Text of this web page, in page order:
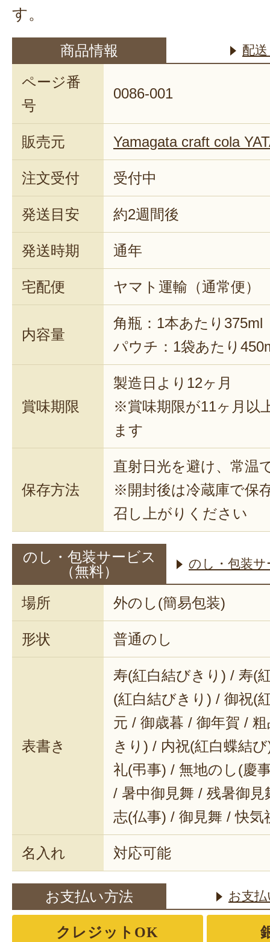
す。
商品情報 配
ページ番
号
0086-001
販売元 Yamagata craft cola
注文受付 受付中
発送目安 約2週間後
発送時期 通年
宅配便 ヤマト運輸（通常便）
内容量
角瓶：1本あたり375ml
パウチ：1袋あたり
賞味期限
製造日より12ヶ月
※賞味期限が11ヶ月以
ます
保存方法
直射日光を避け、常温
※開封後は冷蔵庫で保
召し上がりください
のし・包装サービス
（無料）
のし・包装
場所 外のし(簡易包装)
形状 普通のし
表書き
寿(紅白結びきり) / 寿(
(紅白結びきり) / 御祝(
元 / 御歳暮 / 御年賀 /
きり) / 内祝(紅白蝶結
礼(弔事) / 無地のし(慶
/ 暑中御見舞 / 残暑御
志(仏事) / 御見舞 / 快気
名入れ 対応可能
お支払い方法 お支
クレジットOK